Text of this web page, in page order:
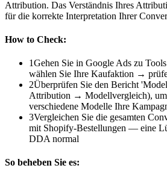
Attribution. Das Verständnis Ihres
für die korrekte Interpretation Ihrer
How to Check:
1Gehen Sie in Google Ads zu
wählen Sie Ihre Kaufaktion →
2Überprüfen Sie den Bericht
Attribution → Modellvergleich), um
verschiedene Modelle Ihre
3Vergleichen Sie die gesamten
mit Shopify-Bestellungen — eine
DDA normal
So beheben Sie es: